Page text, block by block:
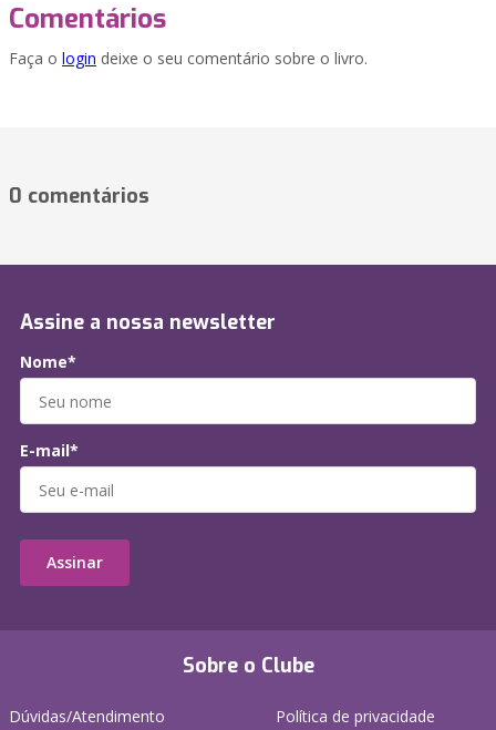
Comentários
Faça o login deixe o seu comentário sobre o livro.
0 comentários
Sobre o Clube
Dúvidas/Atendimento
Política de privacidade
Assine a nossa newsletter
Nome*
E-mail*
Assinar